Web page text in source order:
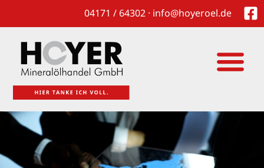
04171 / 64302 · info@hoyeroel.de